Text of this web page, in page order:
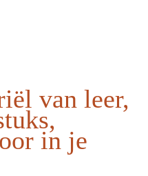
van leer,
in je